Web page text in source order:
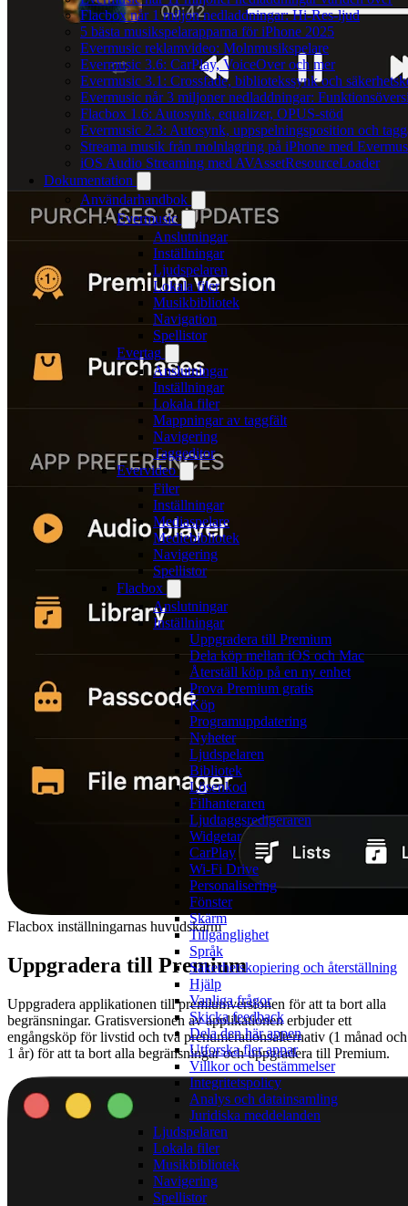
Flacbox når 1 miljon nedladdningar: Hi-Res-ljud
5 bästa musikspelarapparna för iPhone 2025
Evermusic reklamvideo: Molnmusikspelare
Evermusic 3.6: CarPlay, VoiceOver och mer
Evermusic 3.1: Crossfade, bibliotekssynk och
Evermusic når 3 miljoner nedladdningar:
Flacbox 1.6: Autosynk, equalizer, OPUS-stöd
Evermusic 2.3: Autosynk, uppspelningsposition och
Streama musik från molnlagring på iPhone med
iOS Audio Streaming med AVAssetResourceLoader
Dokumentation
Användarhandbok
Evermusic
Anslutningar
Inställningar
Ljudspelaren
Lokala filer
Musikbibliotek
Navigation
Spellistor
Evertag
Anslutningar
Inställningar
Lokala filer
Mappningar av taggfält
Navigering
Taggeditor
Evervideo
Filer
Inställningar
Mediaspelare
Mediebibliotek
Navigering
Spellistor
Flacbox
Anslutningar
Inställningar
Uppgradera till Premium
Dela köp mellan iOS och Mac
Återställ köp på en ny enhet
Prova Premium gratis
Köp
Programuppdatering
Nyheter
Ljudspelaren
Bibliotek
Lösenkod
Filhanteraren
Ljudtaggsredigeraren
Widgetar
CarPlay
Wi-Fi Drive
Personalisering
Fönster
Skärm
Tillgänglighet
Språk
Säkerhetskopiering och återställning
Hjälp
Vanliga frågor
Skicka feedback
Dela den här appen
Utforska fler appar
Villkor och bestämmelser
Integritetspolicy
Analys och datainsamling
Juridiska meddelanden
Ljudspelaren
Lokala filer
Musikbibliotek
Navigering
Spellistor
Flacbox inställningarnas huvudskärm
Uppgradera till Premium
Uppgradera applikationen till premiumversionen för att ta bort alla
begränsningar. Gratisversionen av applikationen erbjuder ett
engångsköp för livstid och två prenumerationsalternativ (1 månad och
1 år) för att ta bort alla begränsningar och uppgradera till Premium.